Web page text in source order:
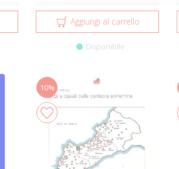
Aggiungi al carrello
Disponibile
10%